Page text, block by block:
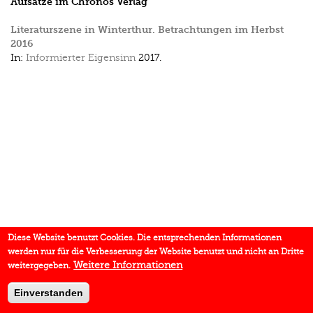
Literaturszene in Winterthur. Betrachtungen im Herbst
2016
In: Informierter Eigensinn 2017.
Diese Website benutzt Cookies. Die entsprechenden Informationen
werden nur für die Verbesserung der Website benutzt und nicht an Dritte
weitergegeben. Weitere Informationen
Einverstanden